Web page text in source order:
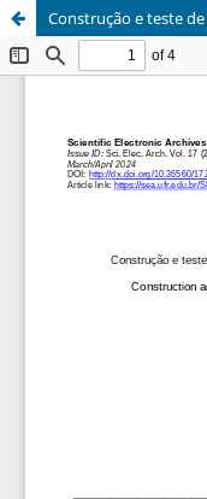
Construção e teste